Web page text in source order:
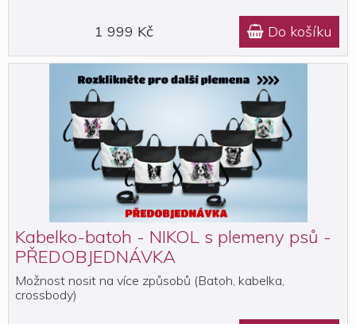
1 999 Kč  Do košíku
Kabelko-batoh - NIKOL s plemeny psů -
PŘEDOBJEDNÁVKA
Možnost nosit na více způsobů (Batoh, kabelka,
crossbody)